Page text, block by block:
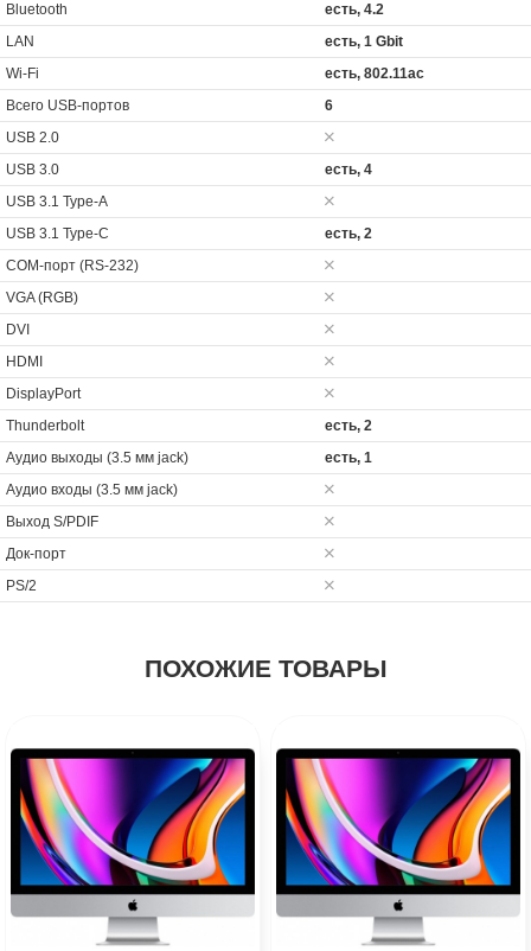
Bluetooth
есть, 4.2
LAN
есть, 1 Gbit
Wi-Fi
есть, 802.11ac
Всего USB-портов
6
USB 2.0
USB 3.0
есть, 4
USB 3.1 Type-A
USB 3.1 Type-C
есть, 2
COM-порт (RS-232)
VGA (RGB)
DVI
HDMI
DisplayPort
Thunderbolt
есть, 2
Аудио выходы (3.5 мм jack)
есть, 1
Аудио входы (3.5 мм jack)
Выход S/PDIF
Док-порт
PS/2
ПОХОЖИЕ ТОВАРЫ